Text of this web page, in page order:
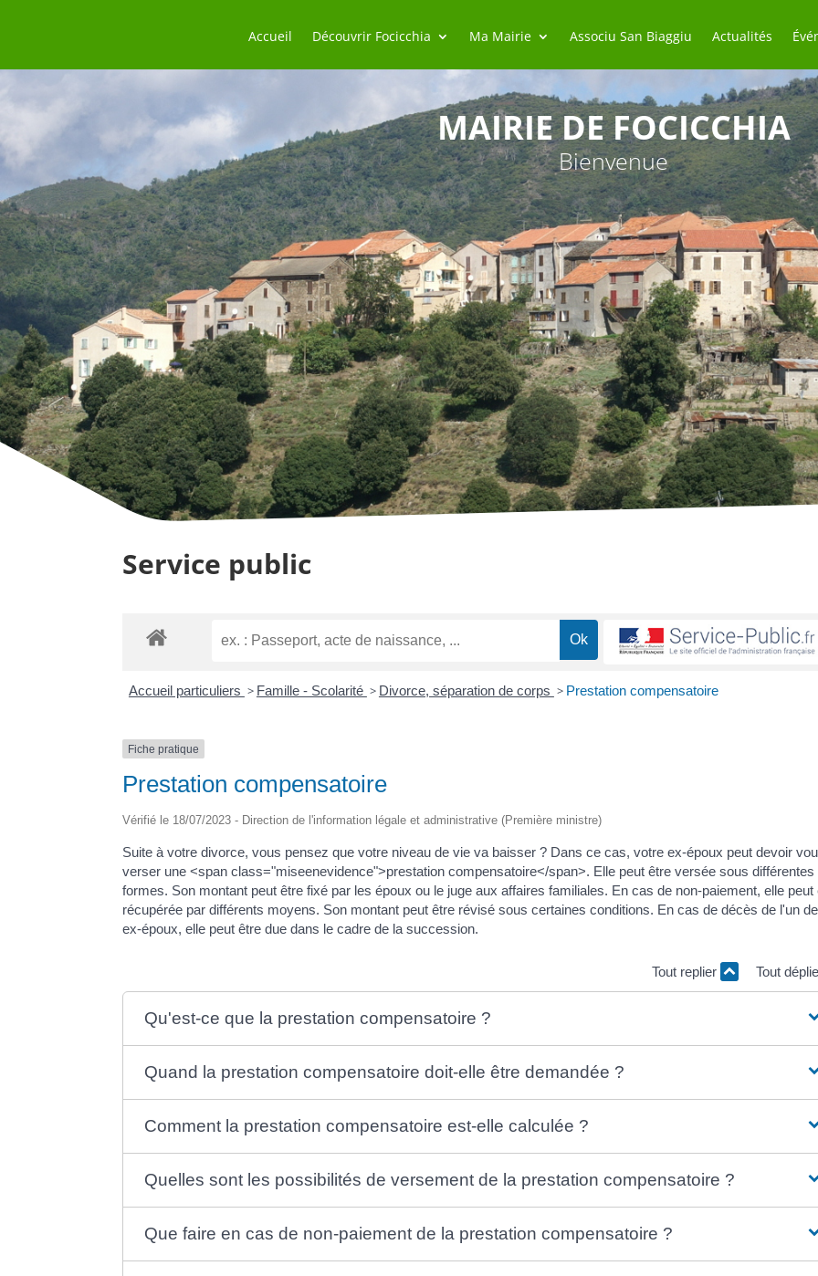
Accueil Découvrir Focicchia Ma Mairie Associu San Biaggiu Actualités
MAIRIE DE FOCICCHIA
Bienvenue
Service public
Accueil particuliers > Famille - Scolarité > Divorce, séparation de corps > Prestation compensatoire
Fiche pratique
Prestation compensatoire
Vérifié le 18/07/2023 - Direction de l'information légale et administrative (Première ministre)
Suite à votre divorce, vous pensez que votre niveau de vie va baisser ? Dans ce cas, votre ex-époux peut devoir
verser une <span class="miseenevidence">prestation compensatoire</span>. Elle peut être versée sous différentes
formes. Son montant peut être fixé par les époux ou le juge aux affaires familiales. En cas de non-paiement, elle peut
récupérée par différents moyens. Son montant peut être révisé sous certaines conditions. En cas de décès de l'un
ex-époux, elle peut être due dans le cadre de la succession.
Tout replier Tout
Qu'est-ce que la prestation compensatoire ?
Quand la prestation compensatoire doit-elle être demandée ?
Comment la prestation compensatoire est-elle calculée ?
Quelles sont les possibilités de versement de la prestation compensatoire ?
Que faire en cas de non-paiement de la prestation compensatoire ?